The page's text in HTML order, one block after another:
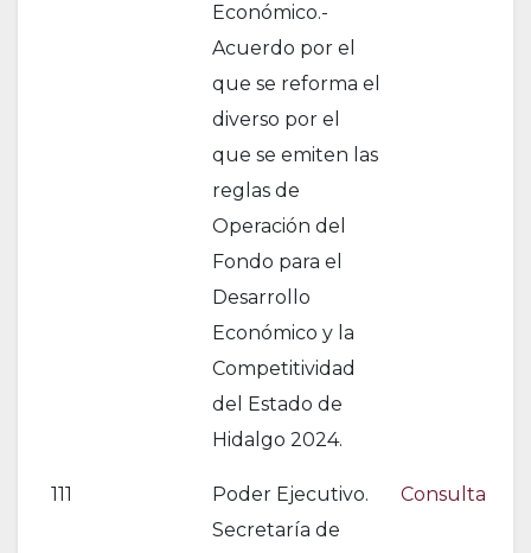
Económico.-
Acuerdo por el
que se reforma el
diverso por el
que se emiten las
reglas de
Operación del
Fondo para el
Desarrollo
Económico y la
Competitividad
del Estado de
Hidalgo 2024.
111
Poder Ejecutivo.
Secretaría de
Consulta